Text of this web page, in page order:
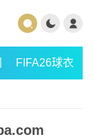
FIFA26球衣